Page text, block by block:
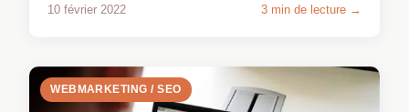
10 février 2022 3 min de lecture →
WEBMARKETING / SEO